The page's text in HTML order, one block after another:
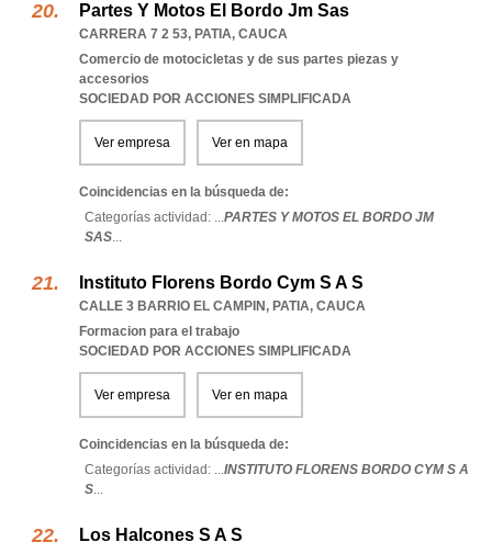
Partes Y Motos El Bordo Jm Sas
CARRERA 7 2 53, PATIA, CAUCA
Comercio de motocicletas y de sus partes piezas y
accesorios
SOCIEDAD POR ACCIONES SIMPLIFICADA
Ver empresa Ver en mapa
Coincidencias en la búsqueda de:
Categorías actividad: ...PARTES Y MOTOS EL BORDO JM
SAS...
Instituto Florens Bordo Cym S A S
CALLE 3 BARRIO EL CAMPIN, PATIA, CAUCA
Formacion para el trabajo
SOCIEDAD POR ACCIONES SIMPLIFICADA
Ver empresa Ver en mapa
Coincidencias en la búsqueda de:
Categorías actividad: ...INSTITUTO FLORENS BORDO CYM S A
S...
Los Halcones S A S